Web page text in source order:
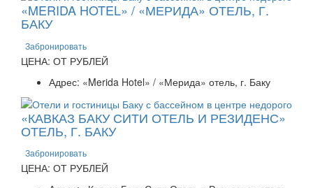
«MERIDA HOTEL» / «МЕРИДА» ОТЕЛЬ, Г.
БАКУ
Забронировать
ЦЕНА: ОТ РУБЛЕЙ
Адрес: «Merida Hotel» / «Мерида» отель, г. Баку
«КАВКАЗ БАКУ СИТИ ОТЕЛЬ И РЕЗИДЕНС»
ОТЕЛЬ, Г. БАКУ
Забронировать
ЦЕНА: ОТ РУБЛЕЙ